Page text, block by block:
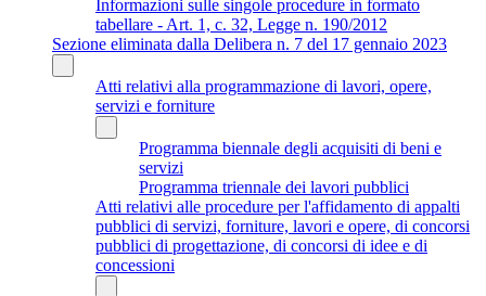
Informazioni sulle singole procedure in formato
tabellare - Art. 1, c. 32, Legge n. 190/2012
Sezione eliminata dalla Delibera n. 7 del 17 gennaio 2023
Atti relativi alla programmazione di lavori, opere,
servizi e forniture
Programma biennale degli acquisiti di beni e
servizi
Programma triennale dei lavori pubblici
Atti relativi alle procedure per l'affidamento di appalti
pubblici di servizi, forniture, lavori e opere, di concorsi
pubblici di progettazione, di concorsi di idee e di
concessioni